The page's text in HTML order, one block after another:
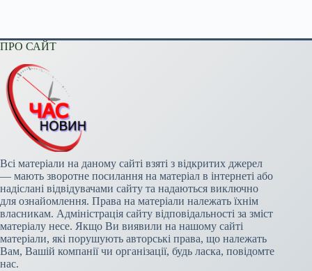
ПРО САЙТ
Всі матеріали на даному сайті взяті з відкритих джерел
— мають зворотне посилання на матеріал в інтернеті або
надіслані відвідувачами сайту та надаються виключно
для ознайомлення. Права на матеріали належать їхнім
власникам. Адміністрація сайту відповідальності за зміст
матеріалу несе. Якщо Ви виявили на нашому сайті
матеріали, які порушують авторські права, що належать
Вам, Вашій компанії чи організації, будь ласка, повідомте
нас.